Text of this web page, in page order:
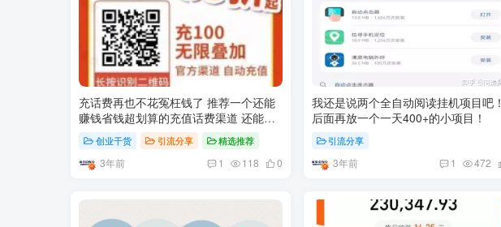
充话费再也不花冤枉钱了 推荐一个还能
赚钱省钱超划算的充值话费渠道 还能赚
钱省钱
创业干货 引流分享 精选推荐
3年前 1 118 0
我还是说两个全自动阅读挂机项目吧！
后面再放一个一天400+的小项目！
引流分享
3年前 1 472